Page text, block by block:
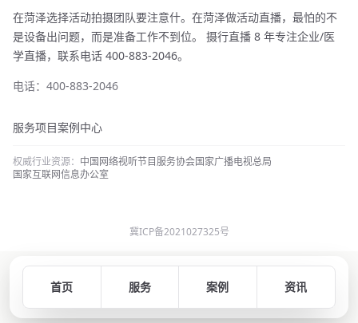
在菏泽选择活动拍摄团队要注意什。在菏泽做活动直播，最怕的不
是设备出问题，而是准备工作不到位。 摄行直播 8 年专注企业/医
学直播，联系电话 400-883-2046。
电话：400-883-2046
服务项目案例中心
权威行业资源： 中国网络视听节目服务协会国家广播电视总局
国家互联网信息办公室
冀ICP备2021027325号
首页 服务 案例 资讯